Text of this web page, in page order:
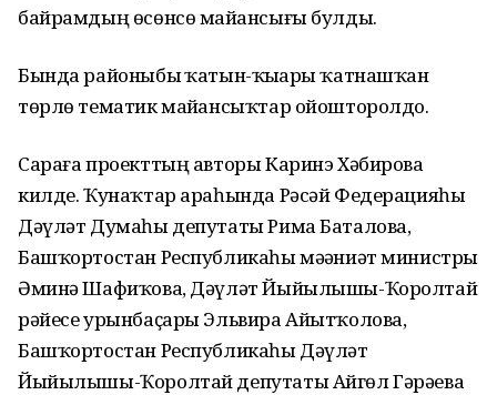
байрамдың өсөнсө майҙансығы булды.
Бында районыбыҙ ҡатын-ҡыҙҙары ҡатнашҡан
төрлө тематик майҙансыҡтар ойошторолдо.
Сараға проекттың авторы Каринэ Хәбирова
килде. Ҡунаҡтар араһында Рәсәй Федерацияһы
Дәүләт Думаһы депутаты Рима Баталова,
Башҡортостан Республикаһы мәҙәниәт министры
Әминә Шафиҡова, Дәүләт Йыйылышы-Ҡоролтай
рәйесе урынбаҫары Эльвира Айытҡолова,
Башҡортостан Республикаһы Дәүләт
Йыйылышы-Ҡоролтай депутаты Айгөл Гәрәева